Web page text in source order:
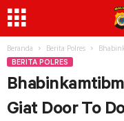
Beranda Berita Polres
BERITA POLRES
Giat Door To